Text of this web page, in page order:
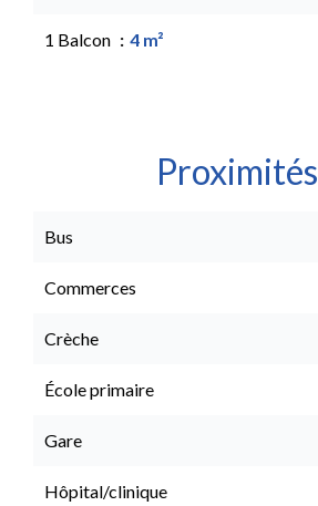
1 Balcon 4 m²
Proximités
Bus
Commerces
Crèche
École primaire
Gare
Hôpital/clinique